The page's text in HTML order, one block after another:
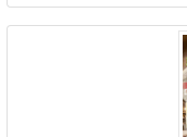
下單連結
https://xn--